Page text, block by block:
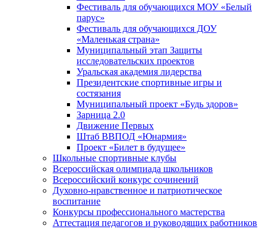
Фестиваль для обучающихся МОУ «Белый
парус»
Фестиваль для обучающихся ДОУ
«Маленькая страна»
Муниципальный этап Защиты
исследовательских проектов
Уральская академия лидерства
Президентские спортивные игры и
состязания
Муниципальный проект «Будь здоров»
Зарница 2.0
Движение Первых
Штаб ВВПОД «Юнармия»
Проект «Билет в будущее»
Школьные спортивные клубы
Всероссийская олимпиада школьников
Всероссийский конкурс сочинений
Духовно-нравственное и патриотическое
воспитание
Конкурсы профессионального мастерства
Аттестация педагогов и руководящих работников